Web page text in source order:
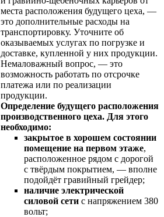
места расположения будущего цеха, —
это дополнительные расходы на
транспортировку. Уточните об
оказываемых услугах по погрузке и
доставке, купленной у них продукции.
Немаловажный вопрос, — это
возможность работать по отсрочке
платежа или по реализации
продукции.
Определение будущего расположения
производственного цеха. Для этого
необходимо:
закрытое в хорошем состоянии
помещение на первом этаже,
расположенное рядом с дорогой
с твёрдым покрытием, — вполне
подойдёт гравийный грейдер;
наличие электрической
силовой сети с напряжением 380
вольт;